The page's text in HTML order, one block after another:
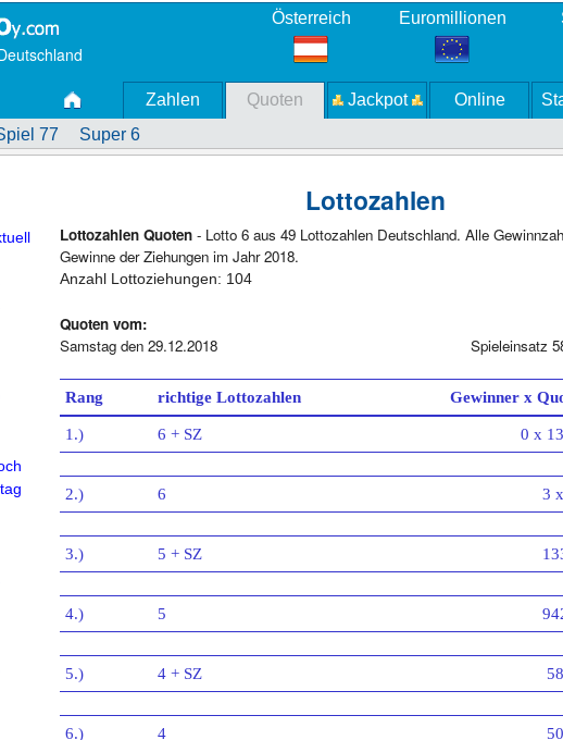
Österreich Euromillionen
Zahlen Quoten Jackpot Online
77 Super 6
Lottozahlen
Lottozahlen Quoten - Lotto 6 aus 49 Lottozahlen Deutschland. Alle
Gewinne der Ziehungen im Jahr 2018.
Anzahl Lottoziehungen: 104
Quoten vom:
Samstag den 29.12.2018
Spieleinsatz
Rang richtige Lottozahlen Gewinner x
1.) 6 + SZ 0 x
2.) 6 3
3.) 5 + SZ
4.) 5
5.) 4 + SZ
6.) 4